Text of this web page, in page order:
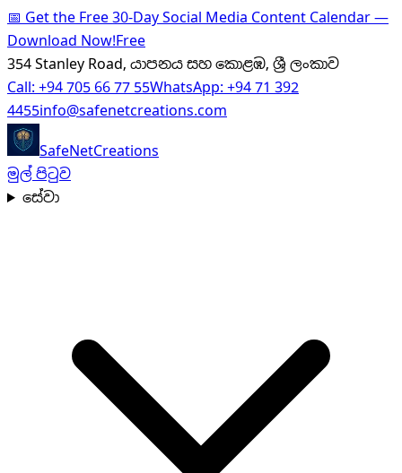
📅Get the Free 30-Day Social Media Content Calendar —
Download Now!Free
354 Stanley Road, යාපනය සහ කොළඹ, ශ්‍රී ලංකාව
Call:+94 705 66 77 55WhatsApp:+94 71 392
4455info@safenetcreations.com
SafeNetCreations
මුල් පිටුව
සේවා